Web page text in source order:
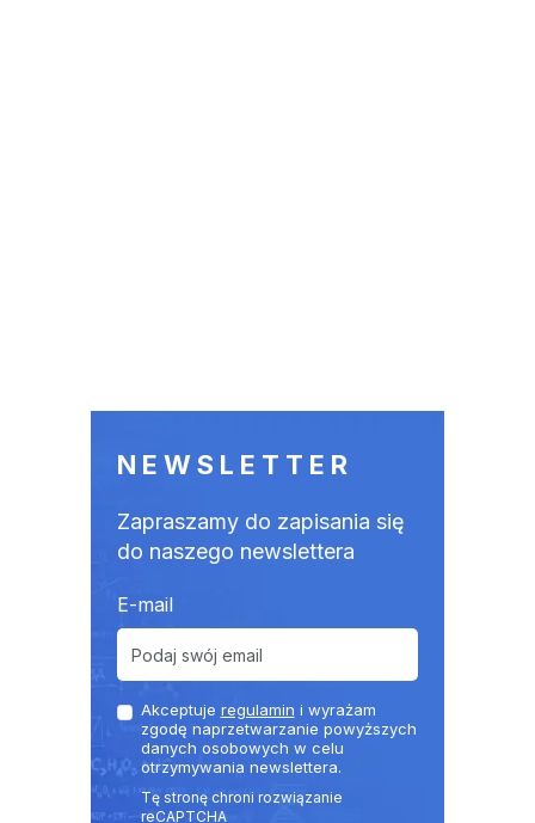
NEWSLETTER
Zapraszamy do zapisania się
do naszego newslettera
E-mail
Akceptuje regulamin i wyrażam
zgodę naprzetwarzanie powyższych
danych osobowych w celu
otrzymywania newslettera.